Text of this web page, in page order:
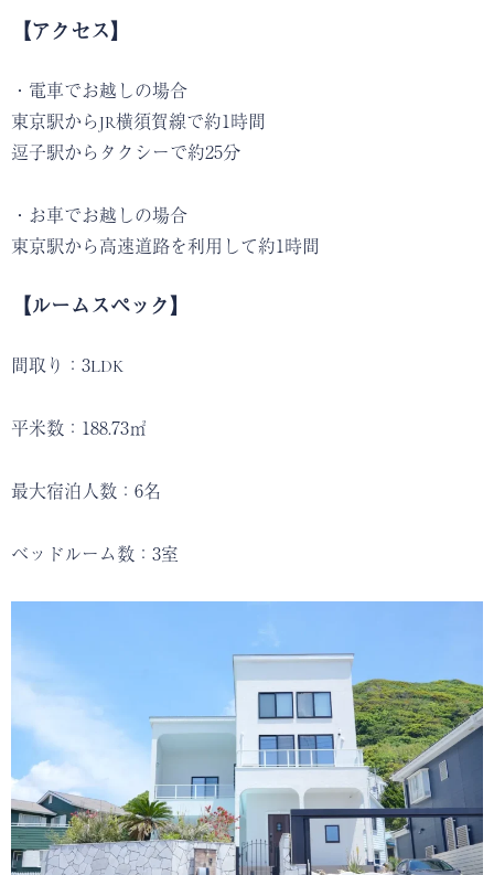
【アクセス】
・電車でお越しの場合
東京駅からJR横須賀線で約1時間
逗子駅からタクシーで約25分
・お車でお越しの場合
東京駅から高速道路を利用して約1時間
【ルームスペック】
間取り：3LDK
平米数：188.73㎡
最大宿泊人数：6名
ベッドルーム数：3室